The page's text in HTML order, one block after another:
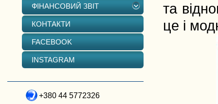
ФІНАНСОВИЙ ЗВІТ
КОНТАКТИ
FACEBOOK
INSTAGRAM
+380 44 5772326
та
це і